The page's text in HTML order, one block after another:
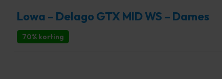
Lowa – Delago GTX MID WS – Dames
70% korting